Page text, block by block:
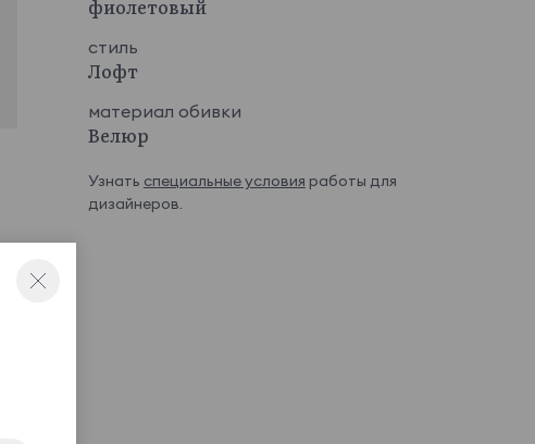
фиолетовый
стиль
Лофт
материал обивки
Велюр
Узнать специальные условия работы для
дизайнеров.